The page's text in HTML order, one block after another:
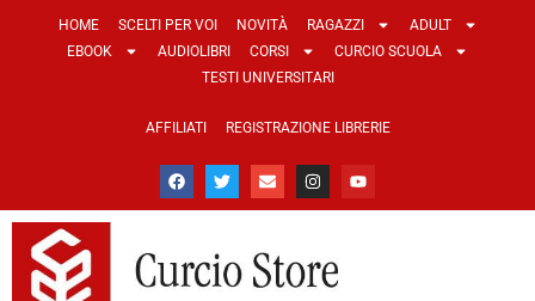
HOME SCELTI PER VOI NOVITÀ RAGAZZI
ADULT
EBOOK
AUDIOLIBRI CORSI
CURCIO SCUOLA
TESTI UNIVERSITARI
AFFILIATI REGISTRAZIONE LIBRERIE